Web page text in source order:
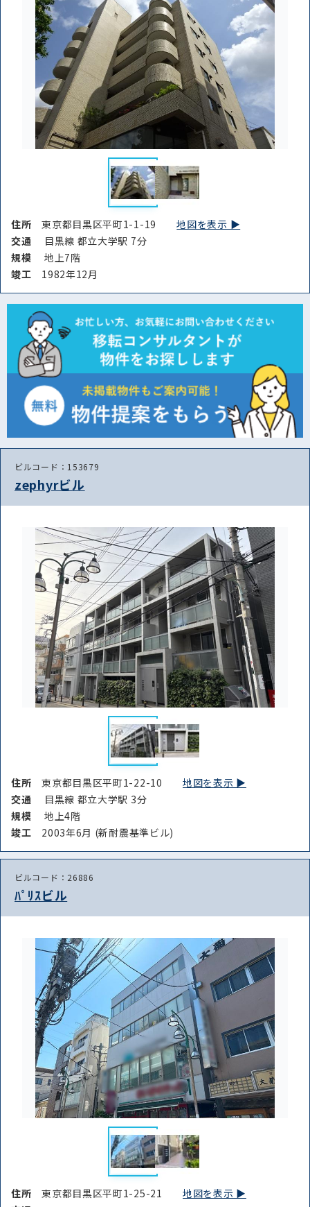
住所東京都目黒区平町1-1-19地図を表示 ▶︎
交通
目黒線 都立大学駅 7分
規模
地上7階
竣⼯ 1982年12月
ビルコード：153679
zephyrビル
住所東京都目黒区平町1-22-10地図を表示 ▶︎
交通
目黒線 都立大学駅 3分
規模
地上4階
竣⼯ 2003年6月 (新耐震基準ビル)
ビルコード：26886
ﾊﾟﾘｽビル
住所東京都目黒区平町1-25-21地図を表示 ▶︎